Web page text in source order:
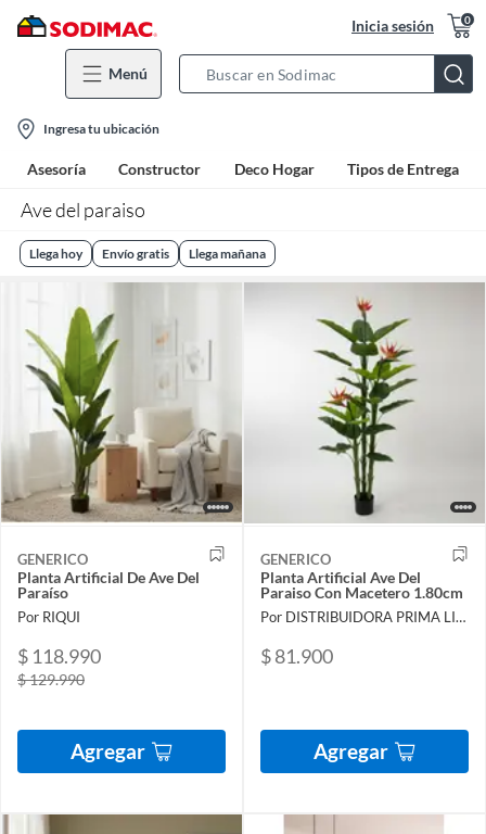
Inicia sesión 0
Menú
Bar
location-
icon
Ingresa tu ubicación
Asesoría Constructor Deco Hogar Tipos de Entrega
Ave del paraiso
Llega hoy Envío gratis Llega mañana
GENERICO
Planta Artificial De Ave Del
Paraíso
Por RIQUI
$ 118.990
$ 129.990
Agregar
GENERICO
Planta Artificial Ave Del
Paraiso Con Macetero 1.80cm
Por DISTRIBUIDORA PRIMA LIMITADA
$ 81.900
Agregar